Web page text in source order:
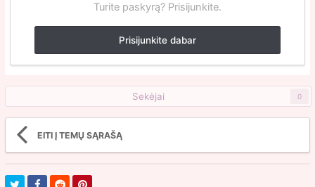
Turite paskyrą? Prisijunkite.
Prisijunkite dabar
Sekėjai 0
EITI Į TEMŲ SĄRAŠĄ